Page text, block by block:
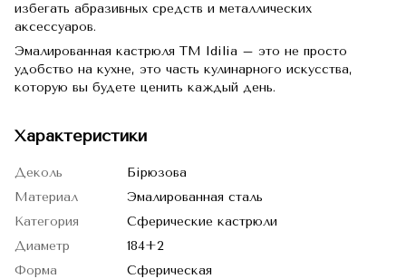
избегать абразивных средств и металлических
аксессуаров.
Эмалированная кастрюля TM Idilia – это не просто
удобство на кухне, это часть кулинарного искусства,
которую вы будете ценить каждый день.
Характеристики
Деколь
Бірюзова
Материал
Эмалированная сталь
Категория
Сферические кастрюли
Диаметр
184+2
Форма
Сферическая